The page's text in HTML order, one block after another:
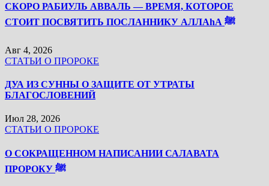
СКОРО РАБИУЛЬ АВВАЛЬ — ВРЕМЯ, КОТОРОЕ
СТОИТ ПОСВЯТИТЬ ПОСЛАННИКУ АЛЛАhА ﷺ
Авг 4, 2026
СТАТЬИ О ПРОРОКЕ
ДУА ИЗ СУННЫ О ЗАЩИТЕ ОТ УТРАТЫ
БЛАГОСЛОВЕНИЙ
Июл 28, 2026
СТАТЬИ О ПРОРОКЕ
О СОКРАЩЕННОМ НАПИСАНИИ САЛАВАТА
ПРОРОКУ ﷺ